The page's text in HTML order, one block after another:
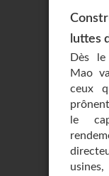
luttes
Dès
Mao
ceux
le